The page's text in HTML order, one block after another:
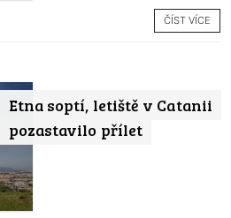
ČÍST VÍCE
Etna soptí, letiště v Catanii
pozastavilo přílet